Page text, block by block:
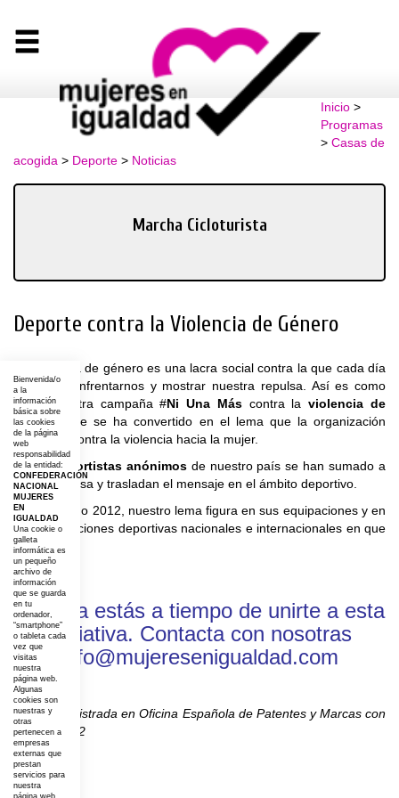
Inicio>
Programas
> Casas de
acogida > Deporte > Noticias
Marcha Cicloturista
Deporte contra la Violencia de Género
La violencia de género es una lacra social contra la que cada día
debemos enfrentarnos y mostrar nuestra repulsa. Así es como
nació nuestra campaña #Ni Una Más contra laviolencia de
género , que se ha convertido en el lema que la organización
abandera contra la violencia hacia la mujer.
Variosdeportistas anónimosde nuestro país se han sumado a
nuestra causa y trasladan el mensaje en el ámbito deportivo.
Desde el año 2012, nuestro lema figura en sus equipaciones y en
las competiciones deportivas nacionales e internacionales en que
participan.
Todavía estás a tiempo de unirte a esta
iniciativa. Contacta con nosotras
info@mujeresenigualdad.com
* Marca registrada en Oficina Española de Patentes y Marcas con
nº 3.078.432
Bienvenida/o
a la
información
básica sobre
las cookies
de la página
web
responsabilidad
de la entidad:
CONFEDERACIÓN
NACIONAL
MUJERES
EN
IGUALDAD
Una cookie o
galleta
informática es
un pequeño
archivo de
información
que se guarda
en tu
ordenador,
“smartphone”
o tableta cada
vez que
visitas
nuestra
página web.
Algunas
cookies son
nuestras y
otras
pertenecen a
empresas
externas que
prestan
servicios para
nuestra
página web.